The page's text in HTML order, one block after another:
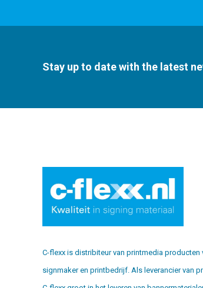
Stay up to date with the latest
C-flexx is distribiteur van printmedia producten
signmaker en printbedrijf. Als leverancier van